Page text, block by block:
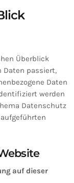
Überblick
Daten passiert,
Daten
werden
Datenschutz
auf dieser